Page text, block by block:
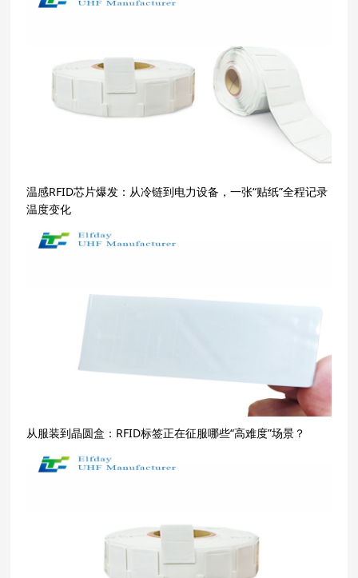
温感RFID芯片爆发：从冷链到电力设备，一张“贴纸”全程记录
温度变化
从服装到晶圆盒：RFID标签正在征服哪些“高难度”场景？